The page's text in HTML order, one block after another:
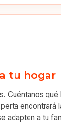
tu hogar
Cuéntanos qué
encontrará
adapten a tu